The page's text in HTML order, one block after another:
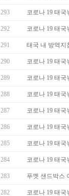
293 코로나 19 태국
292 코로나 19 태국
291 태국 내 방역지
290 코로나 19 태국
289 코로나 19 태국
288 코로나 19 태국
287 코로나 19 태국
286 코로나 19 태국
285 코로나 19 태국
284 코로나 19 태국
283 푸껫 샌드박스
282 코로나 19 태국